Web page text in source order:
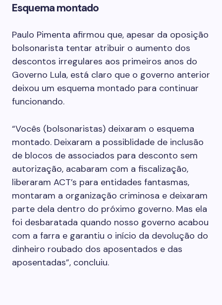
Esquema montado
Paulo Pimenta afirmou que, apesar da oposição
bolsonarista tentar atribuir o aumento dos
descontos irregulares aos primeiros anos do
Governo Lula, está claro que o governo anterior
deixou um esquema montado para continuar
funcionando.
“Vocês (bolsonaristas) deixaram o esquema
montado. Deixaram a possiblidade de inclusão
de blocos de associados para desconto sem
autorização, acabaram com a fiscalização,
liberaram ACT’s para entidades fantasmas,
montaram a organização criminosa e deixaram
parte dela dentro do próximo governo. Mas ela
foi desbaratada quando nosso governo acabou
com a farra e garantiu o início da devolução do
dinheiro roubado dos aposentados e das
aposentadas”, concluiu.